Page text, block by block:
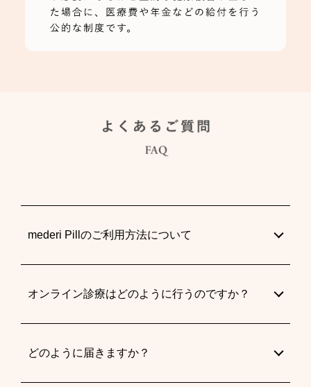
mederi Pillのご利用方法について
オンライン診療はどのように行うのですか？
どのように届きますか？